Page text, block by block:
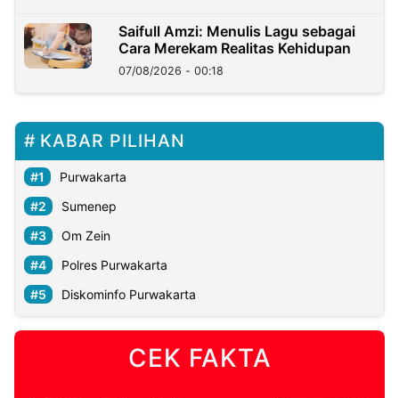
Saifull Amzi: Menulis Lagu sebagai
Cara Merekam Realitas Kehidupan
07/08/2026 - 00:18
KABAR PILIHAN
Purwakarta
Sumenep
Om Zein
Polres Purwakarta
Diskominfo Purwakarta
CEK FAKTA